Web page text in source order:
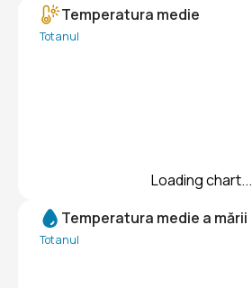
Temperatura medie
Tot anul
Loading chart...
Temperatura medie a mării
Tot anul